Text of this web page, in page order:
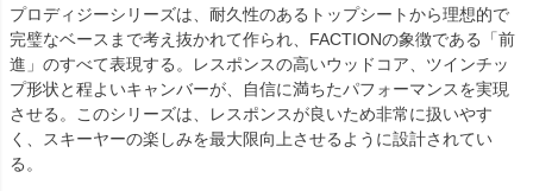
プロディジーシリーズは、耐久性のあるトップシートから理想的で
完璧なベースまで考え抜かれて作られ、FACTIONの象徴である「前
進」のすべて表現する。レスポンスの高いウッドコア、ツインチッ
プ形状と程よいキャンバーが、自信に満ちたパフォーマンスを実現
させる。このシリーズは、レスポンスが良いため非常に扱いやす
く、スキーヤーの楽しみを最大限向上させるように設計されてい
る。